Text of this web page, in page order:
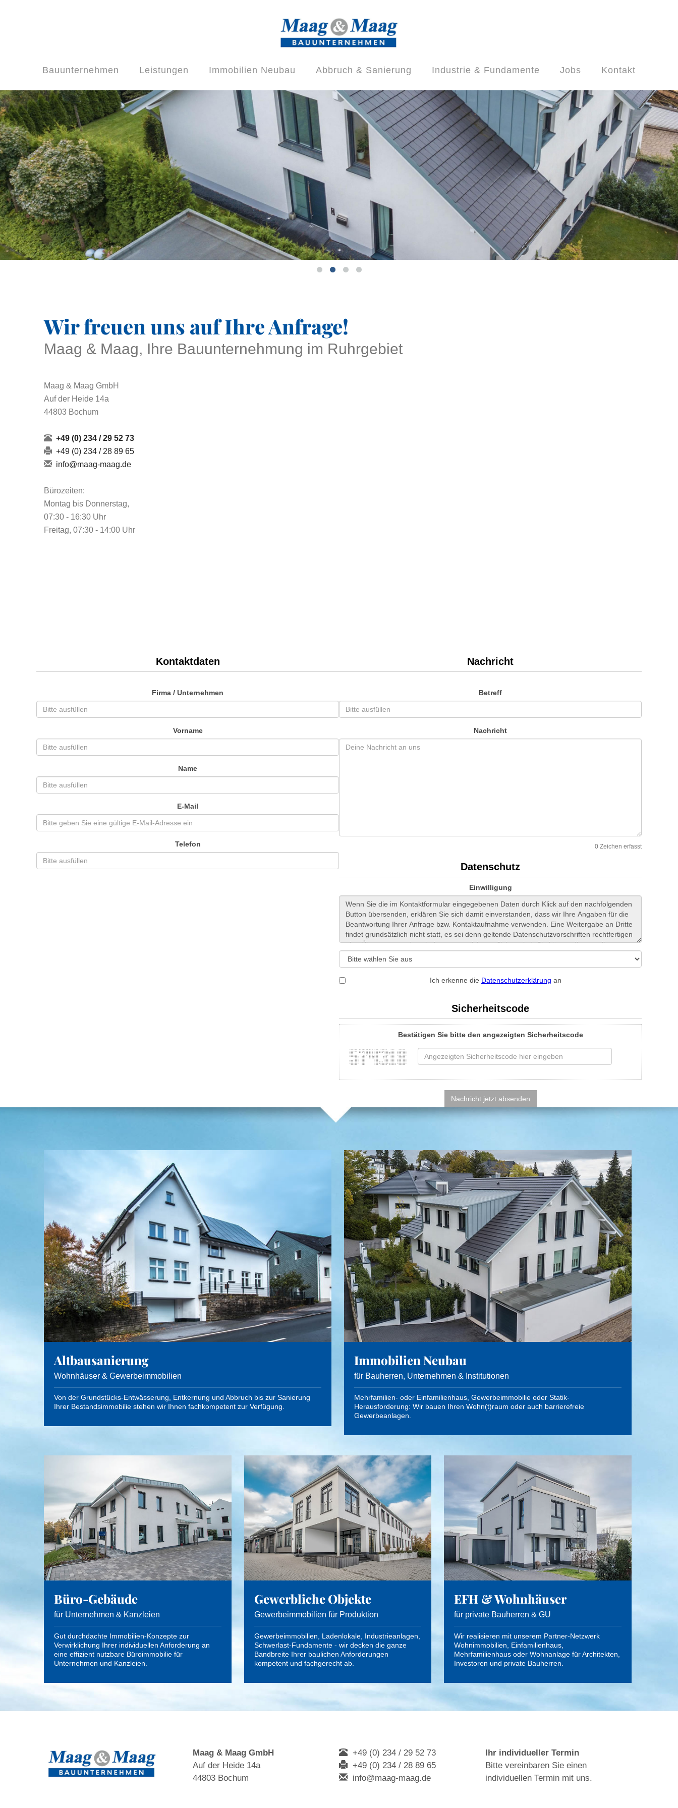
Bauunternehmen Leistungen Immobilien Neubau Abbruch & Sanierung Industrie & Fundamente Jobs Kontakt
Wir freuen uns auf Ihre Anfrage!
Maag & Maag, Ihre Bauunternehmung im Ruhrgebiet
Maag & Maag GmbH
Auf der Heide 14a
44803 Bochum
+49 (0) 234 / 29 52 73
+49 (0) 234 / 28 89 65
info@maag-maag.de
Bürozeiten:
Montag bis Donnerstag,
07:30 - 16:30 Uhr
Freitag, 07:30 - 14:00 Uhr
Kontaktdaten
Firma / Unternehmen
Vorname
Name
E-Mail
Telefon
Nachricht
Betreff
Nachricht
0 Zeichen erfasst
Datenschutz
Einwilligung
Ich erkenne die Datenschutzerklärung an
Sicherheitscode
Bestätigen Sie bitte den angezeigten Sicherheitscode
Nachricht jetzt absenden
Altbausanierung
Wohnhäuser & Gewerbeimmobilien
Von der Grundstücks-Entwässerung, Entkernung und Abbruch bis zur Sanierung
Ihrer Bestandsimmobilie stehen wir Ihnen fachkompetent zur Verfügung.
Immobilien Neubau
für Bauherren, Unternehmen & Institutionen
Mehrfamilien- oder Einfamilienhaus, Gewerbeimmobilie oder Statik-
Herausforderung: Wir bauen Ihren Wohn(t)raum oder auch barrierefreie
Gewerbeanlagen.
Büro-Gebäude
für Unternehmen & Kanzleien
Gut durchdachte Immobilien-Konzepte zur
Verwirklichung Ihrer individuellen Anforderung an
eine effizient nutzbare Büroimmobilie für
Unternehmen und Kanzleien.
Gewerbliche Objekte
Gewerbeimmobilien für Produktion
Gewerbeimmobilien, Ladenlokale, Industrieanlagen,
Schwerlast-Fundamente - wir decken die ganze
Bandbreite Ihrer baulichen Anforderungen
kompetent und fachgerecht ab.
EFH & Wohnhäuser
für private Bauherren & GU
Wir realisieren mit unserem Partner-Netzwerk
Wohnimmobilien, Einfamilienhaus,
Mehrfamilienhaus oder Wohnanlage für Architekten,
Investoren und private Bauherren.
Maag & Maag GmbH
Auf der Heide 14a
44803 Bochum
+49 (0) 234 / 29 52 73
+49 (0) 234 / 28 89 65
info@maag-maag.de
Ihr individueller Termin
Bitte vereinbaren Sie einen
individuellen Termin mit uns.